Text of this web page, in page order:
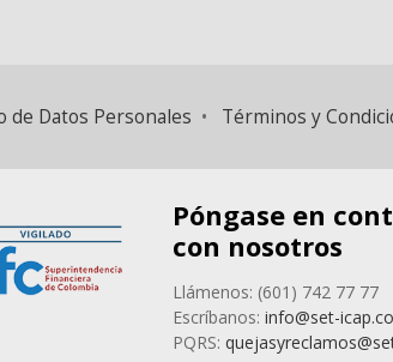
de Datos Personales • Términos y
Póngase en
con nosotros
Llámenos: (601) 742 77 77
Escríbanos: info@set-icap.co
PQRS: